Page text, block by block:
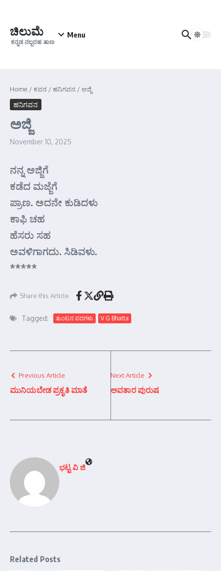
ಚಿಲುಮೆ
ಕನ್ನಡ ನಲ್ಬರಹ ತಾಣ
Menu
Home /ಕವನ /ಹನಿಗವನ /ಅಜ್ಜಿ
ಹನಿಗವನ
ಅಜ್ಜಿ
November 10, 2025
ನನ್ನ ಅಜ್ಜಿಗೆ
ಕಡೆದ ಮಜ್ಜೆಗೆ
ಪ್ರಾಣ. ಅದನೇ ಕುಡಿದಳು
ಕಾಫಿ ಚಹ
ಹೆಸರು ಸಹ
ಅವಳಿಗಾಗದು. ಸಿಡಿವಳು.
*****
Share this Article
Tagged: ತುಂಟನ ಪದಗಳು V G Bhatta
Previous Article
ಮುನಿಯಬೇಡ ಪ್ರಕೃತಿ ಮಾತೆ
Next Article
ಅವತಾರ ಪುರುಷ
ಭಟ್ಟ ವಿ ಜಿ
Related Posts